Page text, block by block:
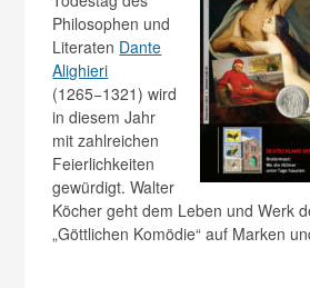
Philosophen und
Literaten Dante
Alighieri
(1265−1321) wird
in diesem Jahr
mit zahlreichen
Feierlichkeiten
gewürdigt. Walter
Köcher geht dem Leben und Werk
„Göttlichen Komödie“ auf Marken